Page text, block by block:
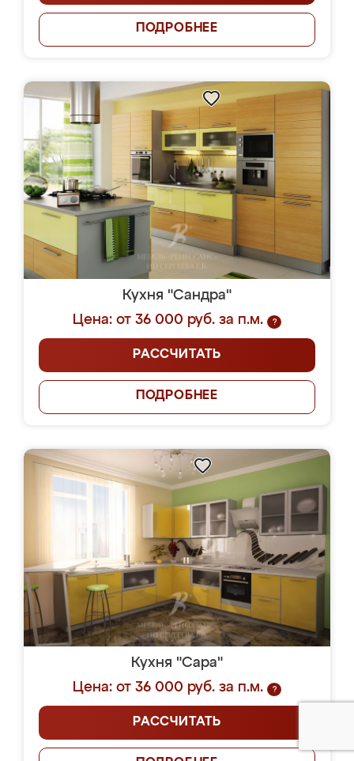
ПОДРОБНЕЕ
Кухня "Сандра"
Цена: от 36 000 руб. за п.м.
?
РАССЧИТАТЬ
ПОДРОБНЕЕ
Кухня "Сара"
Цена: от 36 000 руб. за п.м.
?
РАССЧИТАТЬ